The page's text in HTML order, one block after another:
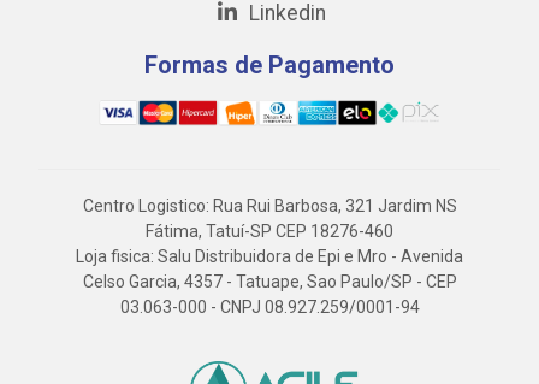
Linkedin
Formas de Pagamento
Centro Logistico: Rua Rui Barbosa, 321 Jardim NS
Fátima, Tatuí-SP CEP 18276-460
Loja fisica: Salu Distribuidora de Epi e Mro - Avenida
Celso Garcia, 4357 - Tatuape, Sao Paulo/SP - CEP
03.063-000 - CNPJ 08.927.259/0001-94